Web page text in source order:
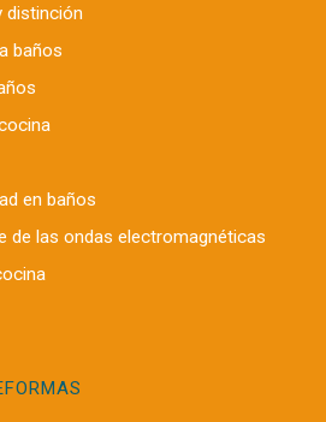
distinción
baños
en baños
de las ondas electromagnéticas